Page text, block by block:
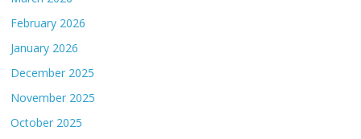
February 2026
January 2026
December 2025
November 2025
October 2025